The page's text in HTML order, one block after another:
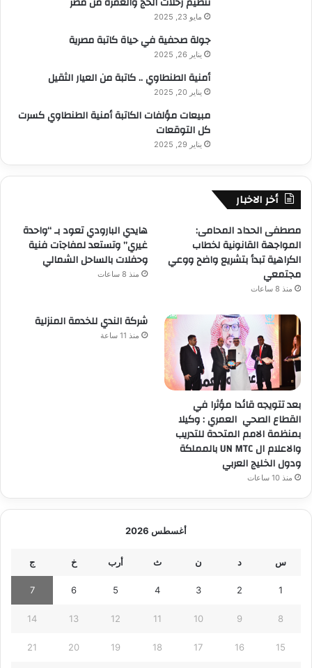
مايو 23, 2025
جولة صحفية في حياة كاتبة مصرية
يناير 26, 2025
أمنية الطنطاوي .. كاتبة من العيار الثقيل
يناير 20, 2025
مبيعات مؤلفات الكاتبة أمنية الطنطاوي كسرت
كل التوقعات
يناير 29, 2025
أخر الاخبار
مصطفى الحداد المحامى:
المواجهة القانونية لخطاب
الكراهية تبدأ بتشريع واضح ووعي
مجتمعي
منذ 8 ساعات
هايدي البارودي تعود بـ “واحدة
غيري” وتستعد لمفاجآت فنية
وحفلات بالساحل الشمالي
منذ 8 ساعات
بعد تتويجه قائدا مؤثرا في
القطاع الصحي العمري : وكيلا
بمنظمة الامم المتحدة للتدريب
والاعلام ال UN MTC بالمملكة
ودول الخليج العربي
منذ 10 ساعات
شركة الندي للخدمة المنزلية
منذ 11 ساعة
أغسطس 2026
س د ن ث أرب خ ج
1
2
3
4
5
6
7
8
9
10
11
12
13
14
15
16
17
18
19
20
21